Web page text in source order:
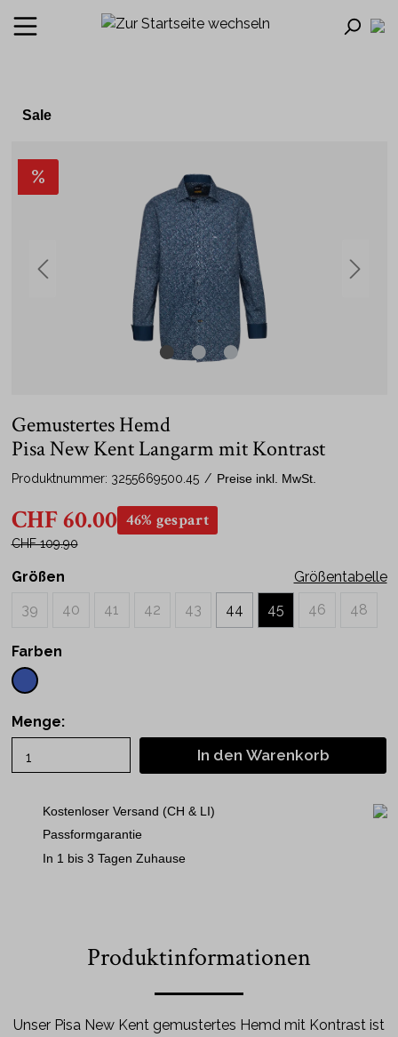
Sale
%
Gemustertes Hemd
Pisa New Kent Langarm mit Kontrast
Produktnummer: 3255669500.45 / Preise inkl. MwSt.
CHF 60.00 46% gespart
CHF 109.90
Größentabelle
Größen
39
40 41 42 43 44 45 46 48
Farben
Menge:
In den Warenkorb
Kostenloser Versand (CH & LI)
Passformgarantie
In 1 bis 3 Tagen Zuhause
Produktinformationen
Unser Pisa New Kent gemustertes Hemd mit Kontrast ist